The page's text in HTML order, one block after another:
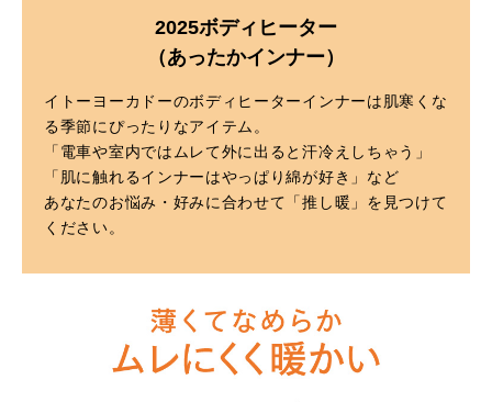
2025ボディヒーター
（あったかインナー）
イトーヨーカドーのボディヒーターインナーは肌寒くな
る季節にぴったりなアイテム。
「電車や室内ではムレて外に出ると汗冷えしちゃう」
「肌に触れるインナーはやっぱり綿が好き」など
あなたのお悩み・好みに合わせて「推し暖」を見つけて
ください。